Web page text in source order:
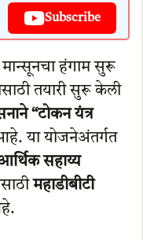
Subscribe
हंगाम सुरू
तयारी सुरू केली
“टोकन यंत्र
या योजनेअंतर्गत
सहाय्य
महाडीबीटी